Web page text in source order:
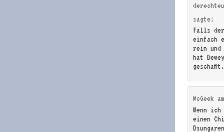
sagte:
Falls
einfach
rein und
hat
McGeek
Wenn
einen